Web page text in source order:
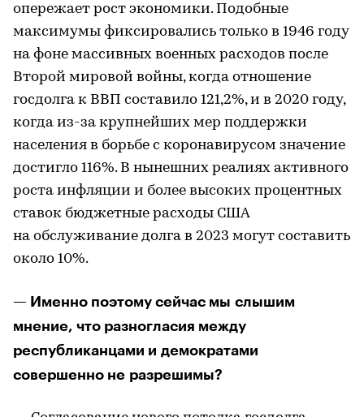
опережает рост экономики. Подобные
максимумы фиксировались только в 1946 году
на фоне массивных военных расходов после
Второй мировой войны, когда отношение
госдолга к ВВП составило 121,2%, и в 2020 году,
когда из-за крупнейших мер поддержки
населения в борьбе с коронавирусом значение
достигло 116%. В нынешних реалиях активного
роста инфляции и более высоких процентных
ставок бюджетные расходы США
на обслуживание долга в 2023 могут составить
около 10%.
— Именно поэтому сейчас мы слышим
мнение, что разногласия между
республиканцами и демократами
совершенно не разрешимы?